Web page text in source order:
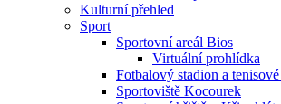
Kulturní přehled
Sport
Sportovní areál Bios
Virtuální prohlídka
Fotbalový stadion a
Sportoviště Kocourek